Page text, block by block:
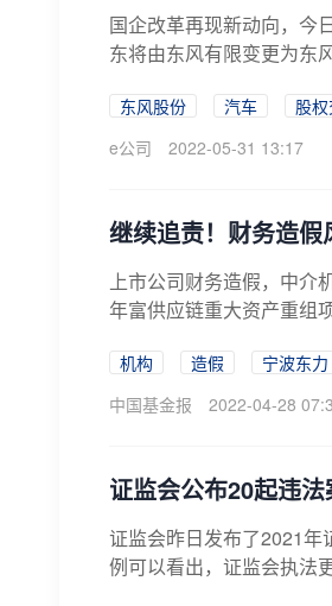
国企改革再现新动向，今
东将由东风有限变更为东
东风股份 汽车
股
e公司
2022-05-31 13:17
继续追责！财务造
上市公司财务造假，中介
年富供应链重大资产重组
机构 造假
宁波东力
中国基金报
2022-04-28
证监会公布20起违
证监会昨日发布了2021年
例可以看出，证监会执法